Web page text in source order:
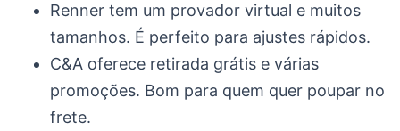
Renner tem um provador virtual e muitos
tamanhos. É perfeito para ajustes rápidos.
C&A oferece retirada grátis e várias
promoções. Bom para quem quer poupar no
frete.